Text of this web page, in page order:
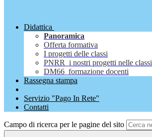
Didattica
Panoramica
Offerta formativa
I progetti delle classi
PNRR_i nostri progetti nelle classi
DM66_formazione docenti
Rassegna stampa
Servizio "Pago In Rete"
Contatti
Campo di ricerca per le pagine del sito